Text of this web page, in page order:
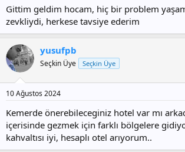
Gittim geldim hocam, hiç bir problem
zevkliydi, herkese tavsiye ederim
yusufpb
Seçkin Üye Seçkin Üye
10 Ağustos 2024
Kemerde önerebileceginiz hotel var mı
içerisinde gezmek için farklı bölgelere
kahvaltısı iyi, hesaplı otel arıyorum..